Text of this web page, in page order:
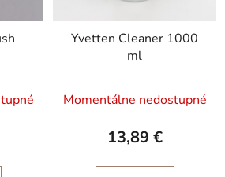
Yvetten Cleaner 1000
ml
Momentálne nedostupné
13,89 €